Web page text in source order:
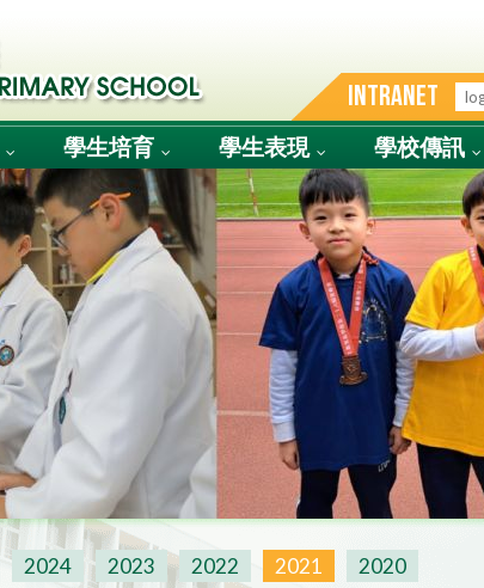
INTRANET
學生培育 學生表現 學校傳訊
2024 2023 2022 2021 2020